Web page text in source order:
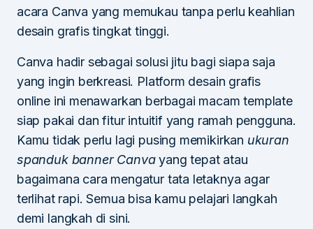
acara Canva yang memukau tanpa perlu keahlian
desain grafis tingkat tinggi.
Canva hadir sebagai solusi jitu bagi siapa saja
yang ingin berkreasi. Platform desain grafis
online ini menawarkan berbagai macam template
siap pakai dan fitur intuitif yang ramah pengguna.
Kamu tidak perlu lagi pusing memikirkan ukuran
spanduk banner Canvayang tepat atau
bagaimana cara mengatur tata letaknya agar
terlihat rapi. Semua bisa kamu pelajari langkah
demi langkah di sini.